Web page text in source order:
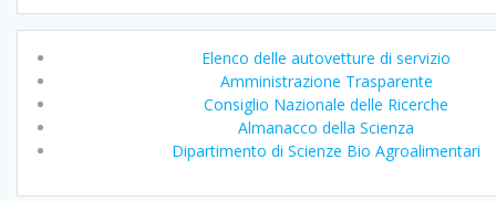
Elenco delle autovetture di servizio
Amministrazione Trasparente
Consiglio Nazionale delle Ricerche
Almanacco della Scienza
Dipartimento di Scienze Bio Agroalimentari